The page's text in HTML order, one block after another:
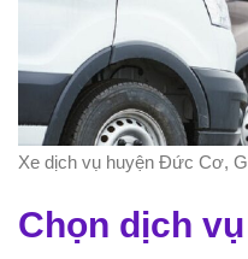
Xe dịch vụ huyện Đức Cơ,
Chọn dịch